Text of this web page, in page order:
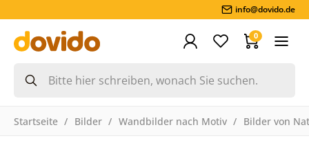
info@dovido.de
0
Startseite Bilder Wandbilder nach Motiv Bilder von